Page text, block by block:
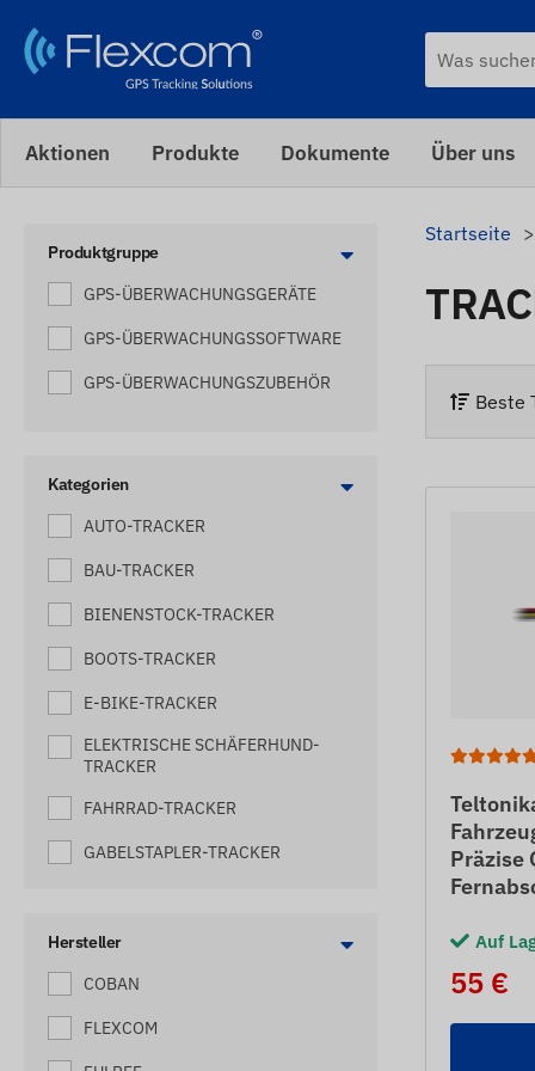
Aktionen Produkte Dokumente Über uns
Produktgruppe
GPS-ÜBERWACHUNGSGERÄTE
GPS-ÜBERWACHUNGSSOFTWARE
GPS-ÜBERWACHUNGSZUBEHÖR
Kategorien
AUTO-TRACKER
BAU-TRACKER
BIENENSTOCK-TRACKER
BOOTS-TRACKER
E-BIKE-TRACKER
ELEKTRISCHE SCHÄFERHUND-
TRACKER
FAHRRAD-TRACKER
GABELSTAPLER-TRACKER
HUNDETRACKER
KATZEN-TRACKER
KLEINE LKW-TRACKER
Hersteller
COBAN
FLEXCOM
Startseite
Beste
Präzise
Auf
55 €